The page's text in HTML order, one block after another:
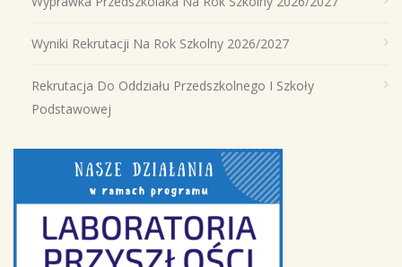
Wyniki Rekrutacji Na Rok Szkolny 2026/2027
Rekrutacja Do Oddziału Przedszkolnego I Szkoły
Podstawowej